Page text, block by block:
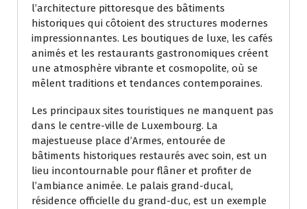
l’architecture pittoresque des bâtiments
historiques qui côtoient des structures modernes
impressionnantes. Les boutiques de luxe, les cafés
animés et les restaurants gastronomiques créent
une atmosphère vibrante et cosmopolite, où se
mêlent traditions et tendances contemporaines.
Les principaux sites touristiques ne manquent pas
dans le centre-ville de Luxembourg. La
majestueuse place d’Armes, entourée de
bâtiments historiques restaurés avec soin, est un
lieu incontournable pour flâner et profiter de
l’ambiance animée. Le palais grand-ducal,
résidence officielle du grand-duc, est un exemple